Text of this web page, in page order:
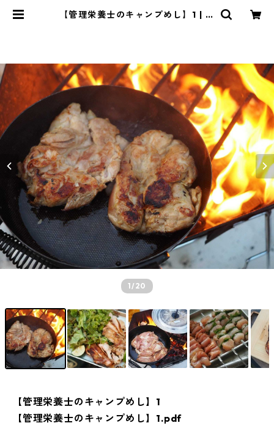
【管理栄養士のキャンプめし】1 | 管
1/20
【管理栄養士のキャンプめし】1
【管理栄養士のキャンプめし】1.pdf